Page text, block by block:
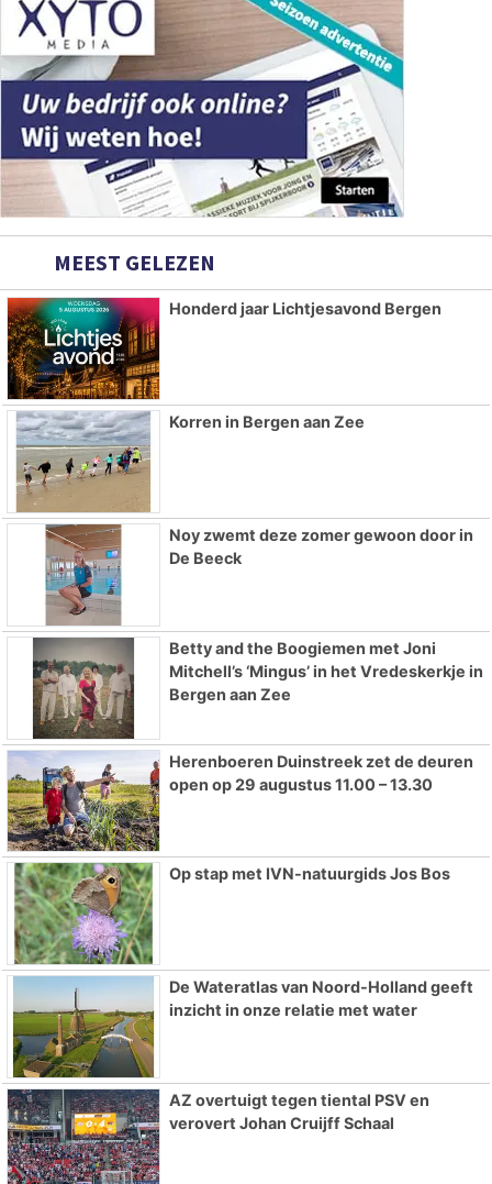
MEEST GELEZEN
Honderd jaar Lichtjesavond Bergen
Korren in Bergen aan Zee
Noy zwemt deze zomer gewoon door in
De Beeck
Betty and the Boogiemen met Joni
Mitchell’s ‘Mingus’ in het Vredeskerkje in
Bergen aan Zee
Herenboeren Duinstreek zet de deuren
open op 29 augustus 11.00 – 13.30
Op stap met IVN-natuurgids Jos Bos
De Wateratlas van Noord-Holland geeft
inzicht in onze relatie met water
AZ overtuigt tegen tiental PSV en
verovert Johan Cruijff Schaal